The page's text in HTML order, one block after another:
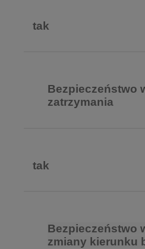
tak
Bezpieczeństwo
zatrzymania
tak
Bezpieczeństwo
zmiany kierunku